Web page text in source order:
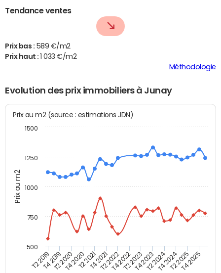
Tendance ventes
Prix bas : 589 €/m2
Prix haut :
1 033 €/m2
Méthodologie
Evolution des prix immobiliers à Junay
Prix au m2
Prix au m2 (source : estimations JDN)
T2 2019T4 2019T2 2020T4 2020T2 2021T4 2021T2 2022T4 2022T2 2023T4 2023T2 2024T4 2024T2 2025T4 2025
1000
500
750
1250
1500